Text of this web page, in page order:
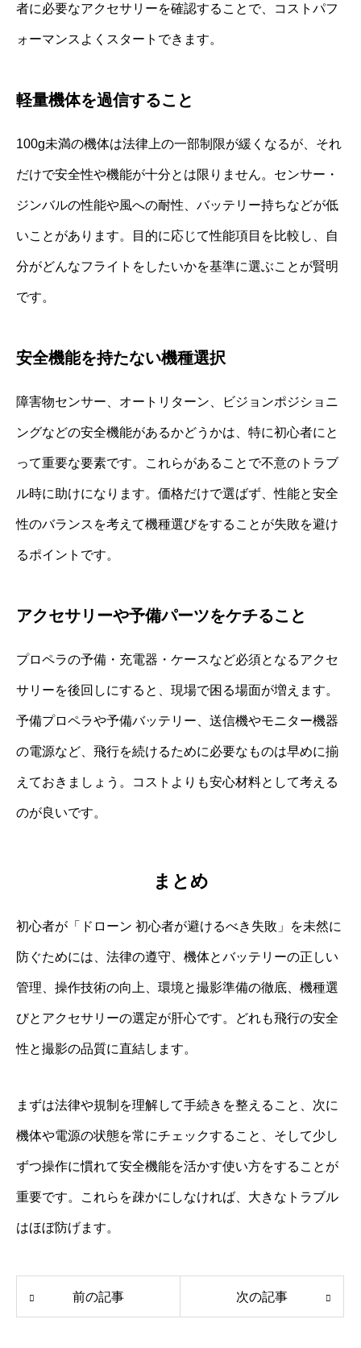
者に必要なアクセサリーを確認することで、コストパフ
ォーマンスよくスタートできます。
軽量機体を過信すること
100g未満の機体は法律上の一部制限が緩くなるが、それ
だけで安全性や機能が十分とは限りません。センサー・
ジンバルの性能や風への耐性、バッテリー持ちなどが低
いことがあります。目的に応じて性能項目を比較し、自
分がどんなフライトをしたいかを基準に選ぶことが賢明
です。
安全機能を持たない機種選択
障害物センサー、オートリターン、ビジョンポジショニ
ングなどの安全機能があるかどうかは、特に初心者にと
って重要な要素です。これらがあることで不意のトラブ
ル時に助けになります。価格だけで選ばず、性能と安全
性のバランスを考えて機種選びをすることが失敗を避け
るポイントです。
アクセサリーや予備パーツをケチること
プロペラの予備・充電器・ケースなど必須となるアクセ
サリーを後回しにすると、現場で困る場面が増えます。
予備プロペラや予備バッテリー、送信機やモニター機器
の電源など、飛行を続けるために必要なものは早めに揃
えておきましょう。コストよりも安心材料として考える
のが良いです。
まとめ
初心者が「ドローン 初心者が避けるべき失敗」を未然に
防ぐためには、法律の遵守、機体とバッテリーの正しい
管理、操作技術の向上、環境と撮影準備の徹底、機種選
びとアクセサリーの選定が肝心です。どれも飛行の安全
性と撮影の品質に直結します。
まずは法律や規制を理解して手続きを整えること、次に
機体や電源の状態を常にチェックすること、そして少し
ずつ操作に慣れて安全機能を活かす使い方をすることが
重要です。これらを疎かにしなければ、大きなトラブル
はほぼ防げます。
前の記事 次の記事